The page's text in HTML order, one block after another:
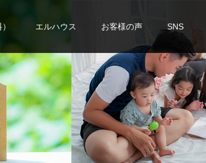
エルハウス お客様の声 SNS